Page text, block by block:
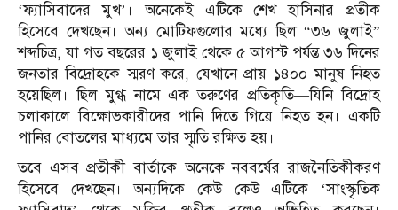
‘ফ্যাসিবাদের মুখ’। অনেকেই এটিকে শেখ হাসিনার প্রতীক
হিসেবে দেখছেন। অন্য মোটিফগুলোর মধ্যে ছিল “৩৬ জুলাই”
শব্দচিত্র, যা গত বছরের ১ জুলাই থেকে ৫ আগস্ট পর্যন্ত ৩৬ দিনের
জনতার বিদ্রোহকে স্মরণ করে, যেখানে প্রায় ১৪০০ মানুষ নিহত
হয়েছিল। ছিল মুগ্ধ নামে এক তরুণের প্রতিকৃতি—যিনি বিদ্রোহ
চলাকালে বিক্ষোভকারীদের পানি দিতে গিয়ে নিহত হন। একটি
পানির বোতলের মাধ্যমে তার স্মৃতি রক্ষিত হয়।
তবে এসব প্রতীকী বার্তাকে অনেকে নববর্ষের রাজনৈতিকীকরণ
হিসেবে দেখছেন। অন্যদিকে কেউ কেউ এটিকে ‘সাংস্কৃতিক